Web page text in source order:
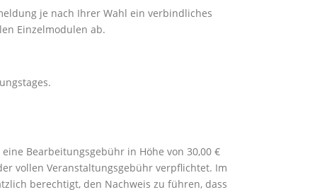
je nach Ihrer Wahl ein verbindliches
Einzelmodulen ab.
Bearbeitungsgebühr in Höhe von 30,00 €
vollen Veranstaltungsgebühr verpflichtet. Im
berechtigt, den Nachweis zu führen, dass